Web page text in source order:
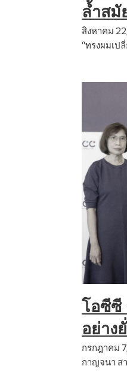
ล้ำสมั
สิงหาคม
“ทรงผมเป
โอซีซี
อย่าง
กรกฎาคม
กาญจนา ส